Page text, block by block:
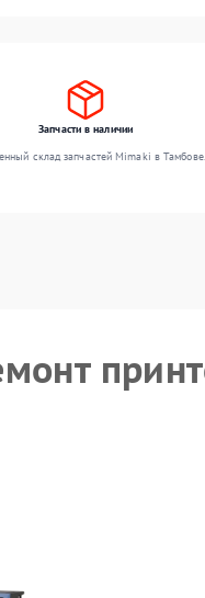
Запчасти в наличии
склад запчастей Mimaki в Тамбове.